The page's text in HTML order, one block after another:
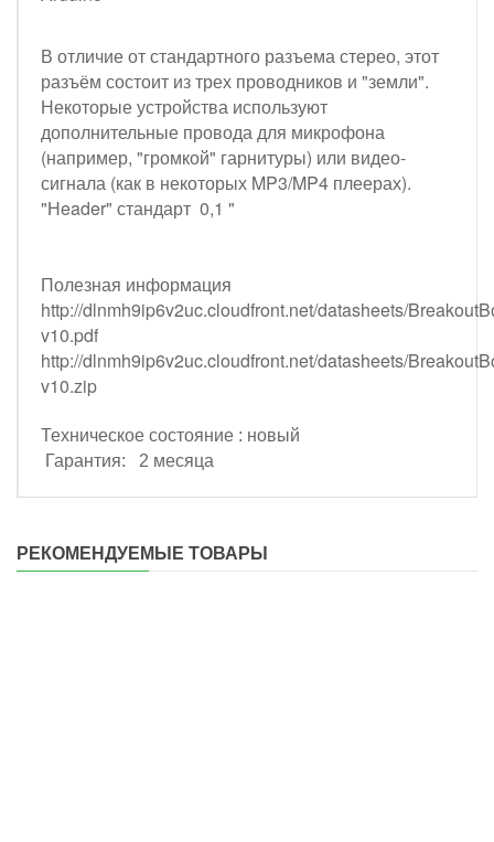
В отличие от стандартного разъема стерео, этот
разъём состоит из трех проводников и "земли".
Некоторые устройства используют
дополнительные провода для микрофона
(например, "громкой" гарнитуры) или видео-
сигнала (как в некоторых MP3/MP4 плеерах).
"Нeader" стандарт 0,1 "
Полезная информация
http://dlnmh9ip6v2uc.cloudfront.net/datasheets/
v10.pdf
http://dlnmh9ip6v2uc.cloudfront.net/datasheets/
v10.zip
Техническое состояние : новый
Гарантия: 2 месяца
РЕКОМЕНДУЕМЫЕ ТОВАРЫ